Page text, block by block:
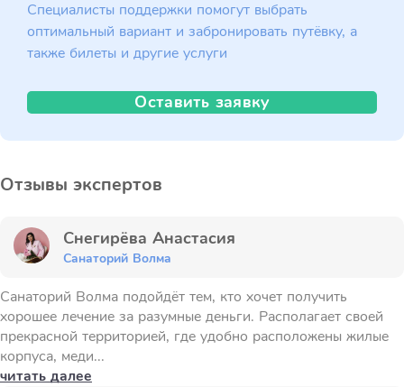
Специалисты поддержки помогут выбрать
оптимальный вариант и забронировать путёвку, а
также билеты и другие услуги
Оставить заявку
Отзывы экспертов
Снегирёва Анастасия
Санаторий Волма
Санаторий Волма подойдёт тем, кто хочет получить
хорошее лечение за разумные деньги. Располагает своей
прекрасной территорией, где удобно расположены жилые
корпуса, меди...
читать далее